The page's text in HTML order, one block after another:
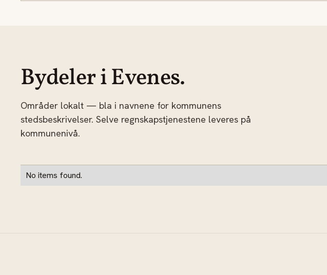
Bydeler i Evenes.
Områder lokalt — bla i navnene for kommunens
stedsbeskrivelser. Selve regnskapstjenestene leveres på
kommunenivå.
No items found.